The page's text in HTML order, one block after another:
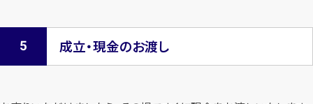
成立・現金のお渡し